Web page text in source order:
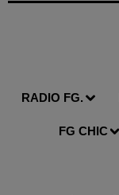
RADIO FG.
FG CHIC